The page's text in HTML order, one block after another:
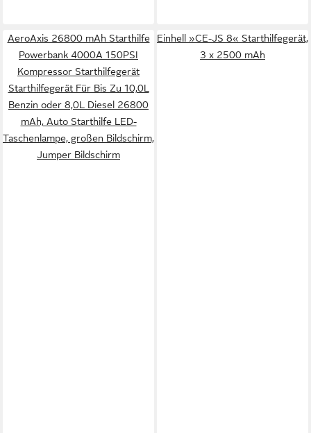
AeroAxis 26800 mAh Starthilfe
Powerbank 4000A 150PSI
Kompressor Starthilfegerät
Starthilfegerät Für Bis Zu 10,0L
Benzin oder 8,0L Diesel 26800
mAh, Auto Starthilfe LED-
Taschenlampe, großen Bildschirm,
Jumper Bildschirm
Einhell »CE-JS 8« Starthilfegerät,
3 x 2500 mAh